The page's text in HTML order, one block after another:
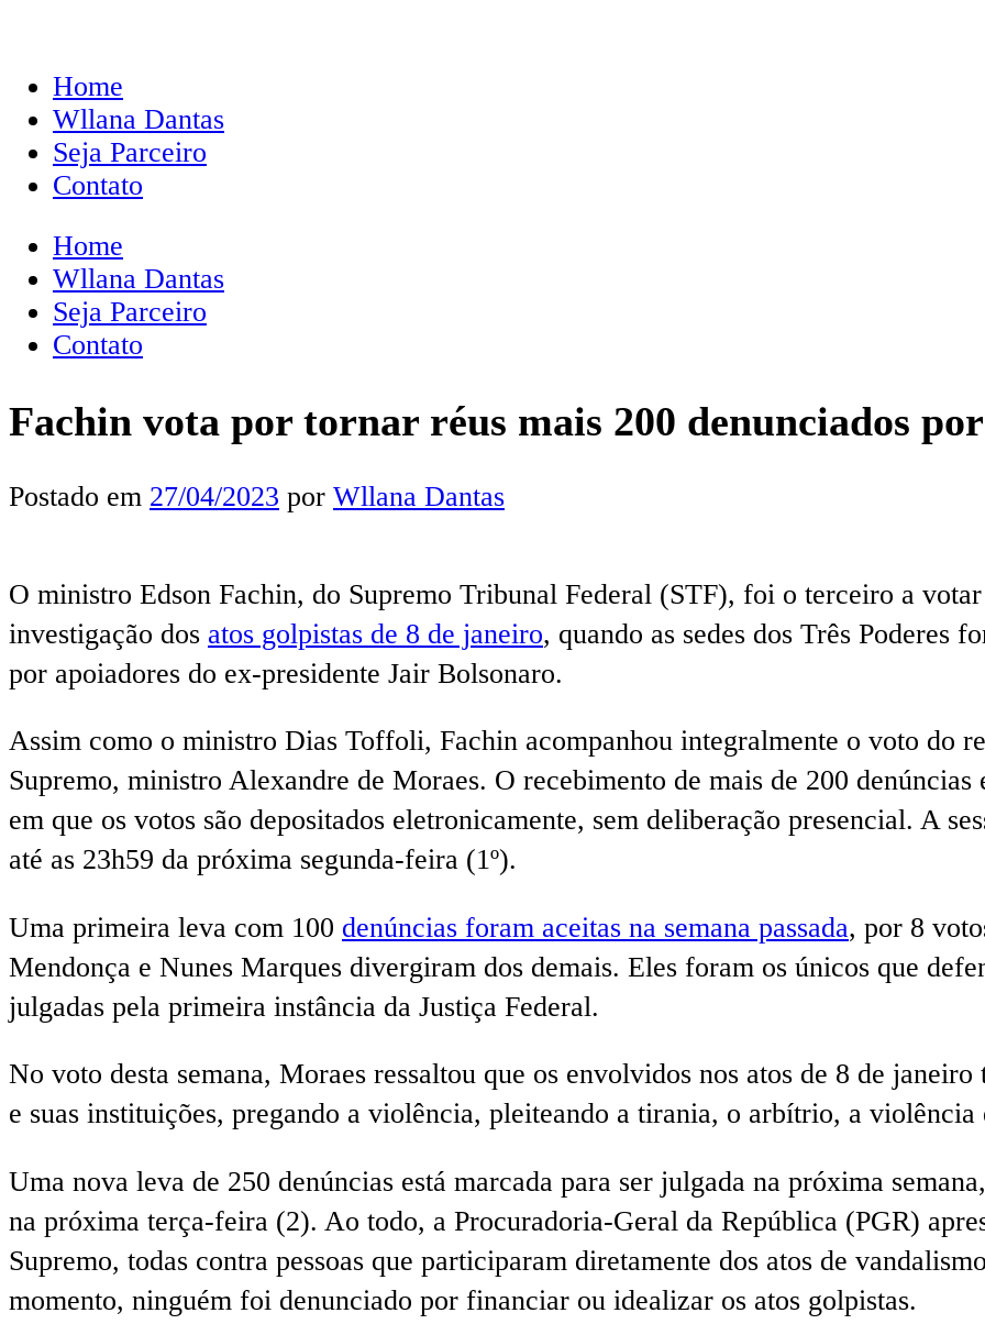
Home
Wllana Dantas
Seja Parceiro
Contato
Home
Wllana Dantas
Seja Parceiro
Contato
Fachin vota por tornar réus mais 200 denunciados
Postado em 27/04/2023 por Wllana Dantas
O ministro Edson Fachin, do Supremo Tribunal Federal (STF), foi o terceiro a
investigação dos atos golpistas de 8 de janeiro, quando as sedes dos Três Poderes
por apoiadores do ex-presidente Jair Bolsonaro.
Assim como o ministro Dias Toffoli, Fachin acompanhou integralmente o voto do
Supremo, ministro Alexandre de Moraes. O recebimento de mais de 200
em que os votos são depositados eletronicamente, sem deliberação presencial. A
até as 23h59 da próxima segunda-feira (1º).
Uma primeira leva com 100 denúncias foram aceitas na semana passada, por 8
Mendonça e Nunes Marques divergiram dos demais. Eles foram os únicos que
julgadas pela primeira instância da Justiça Federal.
No voto desta semana, Moraes ressaltou que os envolvidos nos atos de 8 de
e suas instituições, pregando a violência, pleiteando a tirania, o arbítrio, a
Uma nova leva de 250 denúncias está marcada para ser julgada na próxima
na próxima terça-feira (2). Ao todo, a Procuradoria-Geral da República (PGR)
Supremo, todas contra pessoas que participaram diretamente dos atos de
momento, ninguém foi denunciado por financiar ou idealizar os atos golpistas.